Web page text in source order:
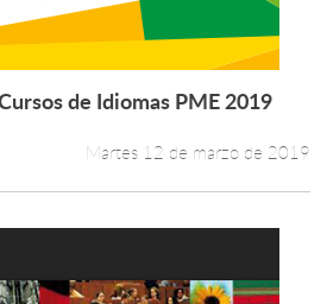
Leer más +
de Idiomas PME 2019
Martes 12 de marzo de 2019